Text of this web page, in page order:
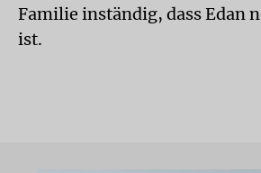
Familie inständig, dass Edan
ist.